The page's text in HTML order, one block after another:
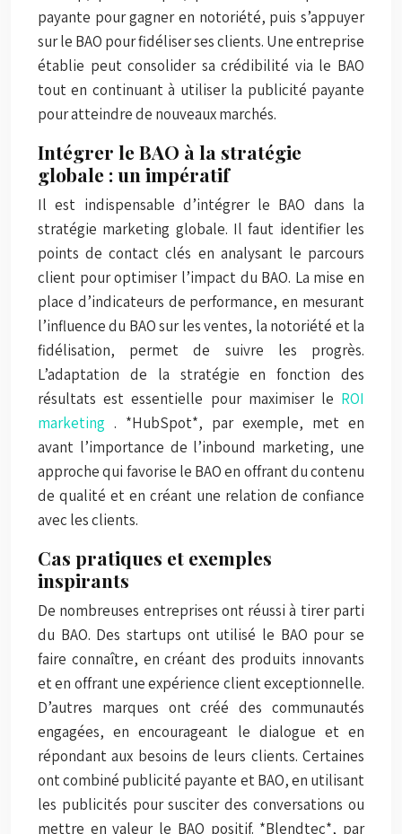
payante pour gagner en notoriété, puis s’appuyer
sur le BAO pour fidéliser ses clients. Une entreprise
établie peut consolider sa crédibilité via le BAO
tout en continuant à utiliser la publicité payante
pour atteindre de nouveaux marchés.
Intégrer le BAO à la stratégie
globale : un impératif
Il est indispensable d’intégrer le BAO dans la
stratégie marketing globale. Il faut identifier les
points de contact clés en analysant le parcours
client pour optimiser l’impact du BAO. La mise en
place d’indicateurs de performance, en mesurant
l’influence du BAO sur les ventes, la notoriété et la
fidélisation, permet de suivre les progrès.
L’adaptation de la stratégie en fonction des
résultats est essentielle pour maximiser le ROI
marketing . *HubSpot*, par exemple, met en
avant l’importance de l’inbound marketing, une
approche qui favorise le BAO en offrant du contenu
de qualité et en créant une relation de confiance
avec les clients.
Cas pratiques et exemples
inspirants
De nombreuses entreprises ont réussi à tirer parti
du BAO. Des startups ont utilisé le BAO pour se
faire connaître, en créant des produits innovants
et en offrant une expérience client exceptionnelle.
D’autres marques ont créé des communautés
engagées, en encourageant le dialogue et en
répondant aux besoins de leurs clients. Certaines
ont combiné publicité payante et BAO, en utilisant
les publicités pour susciter des conversations ou
mettre en valeur le BAO positif. *Blendtec*, par